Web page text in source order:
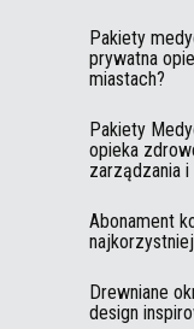
Pakiety
prywatna
miastach?
Pakiety
opieka
zarządzania i
Abonament
Drewniane
design